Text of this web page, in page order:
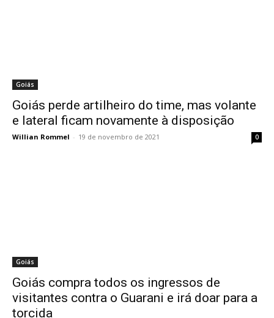
Goiás
Goiás perde artilheiro do time, mas volante
e lateral ficam novamente à disposição
Willian Rommel - 19 de novembro de 2021 0
Goiás
Goiás compra todos os ingressos de
visitantes contra o Guarani e irá doar para a
torcida